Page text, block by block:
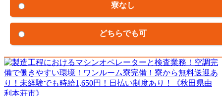
寮なし
どちらでも可